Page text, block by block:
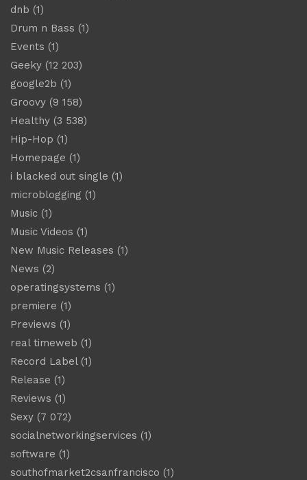
dnb (1)
Drum n Bass (1)
Events (1)
Geeky (12 203)
google2b (1)
Groovy (9 158)
Healthy (3 538)
Hip-Hop (1)
Homepage (1)
i blacked out single (1)
microblogging (1)
Music (1)
Music Videos (1)
New Music Releases (1)
News (2)
operatingsystems (1)
premiere (1)
Previews (1)
real timeweb (1)
Record Label(1)
Release (1)
Reviews (1)
Sexy (7 072)
socialnetworkingservices (1)
software (1)
southofmarket2csanfrancisco (1)